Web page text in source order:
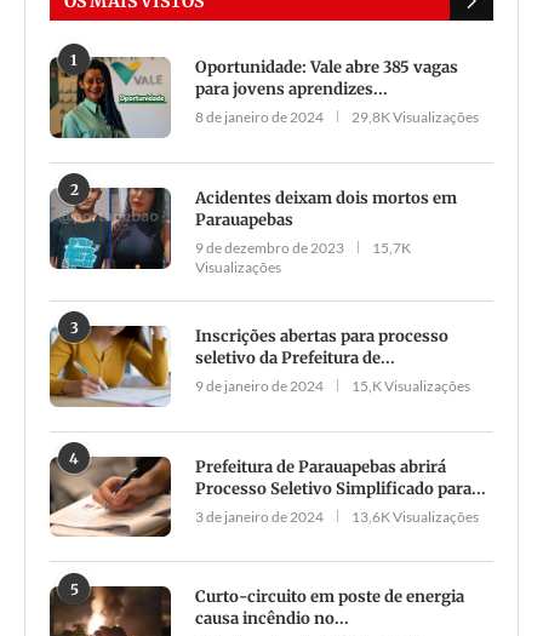
1
Oportunidade: Vale abre 385 vagas
para jovens aprendizes...
8 de janeiro de 2024 29,8K Visualizações
2
Acidentes deixam dois mortos em
Parauapebas
9 de dezembro de 2023
15,7K
Visualizações
3
Inscrições abertas para processo
seletivo da Prefeitura de...
9 de janeiro de 2024 15,K Visualizações
4
Prefeitura de Parauapebas abrirá
Processo Seletivo Simplificado para...
3 de janeiro de 2024 13,6K Visualizações
5
Curto-circuito em poste de energia
causa incêndio no...